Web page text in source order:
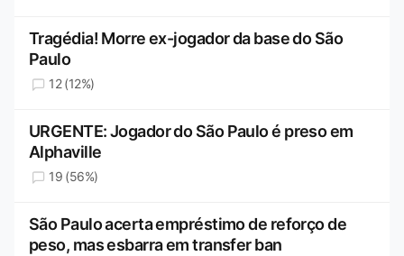
Tragédia! Morre ex-jogador da base do São
Paulo
12 (12%)
URGENTE: Jogador do São Paulo é preso em
Alphaville
19 (56%)
São Paulo acerta empréstimo de reforço de
peso, mas esbarra em transfer ban